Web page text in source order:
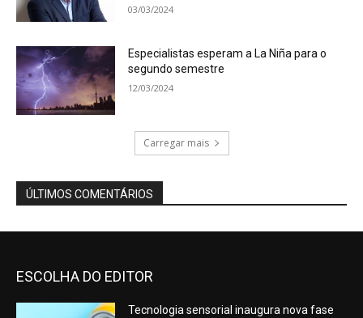
03/03/2024
Especialistas esperam a La Niña para o
segundo semestre
12/03/2024
Carregar mais
ÚLTIMOS COMENTÁRIOS
ESCOLHA DO EDITOR
Tecnologia sensorial inaugura nova fase